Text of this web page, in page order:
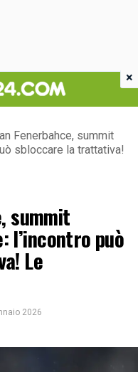
Fenerbahce, summit
sbloccare la trattativa!
summit
l’incontro può
Le
2026
×